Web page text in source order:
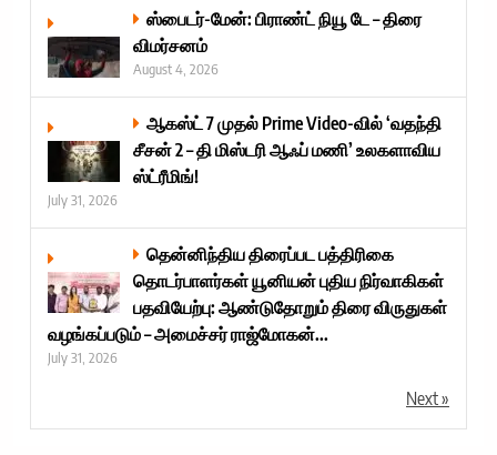
ஸ்பைடர்-மேன்: பிராண்ட் நியூ டே – திரை
விமர்சனம்
August 4, 2026
ஆகஸ்ட் 7 முதல் Prime Video-வில் ‘வதந்தி
சீசன் 2 – தி மிஸ்டரி ஆஃப் மணி’ உலகளாவிய
ஸ்ட்ரீமிங்!
July 31, 2026
தென்னிந்திய திரைப்பட பத்திரிகை
தொடர்பாளர்கள் யூனியன் புதிய நிர்வாகிகள்
பதவியேற்பு: ஆண்டுதோறும் திரை விருதுகள்
வழங்கப்படும் – அமைச்சர் ராஜ்மோகன்...
July 31, 2026
Next »